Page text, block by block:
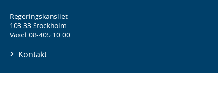
Regeringskansliet
103 33 Stockholm
Växel 08-405 10 00
Kontakt